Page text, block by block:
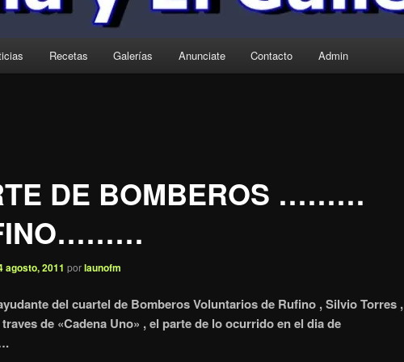
Recetas Galerías Anunciate Contacto Admin
DE BOMBEROS ………
agosto, 2011 porlaunofm
del cuartel de Bomberos Voluntarios de Rufino , Silvio Torres ,
de «Cadena Uno» , el parte de lo ocurrido en el dia de